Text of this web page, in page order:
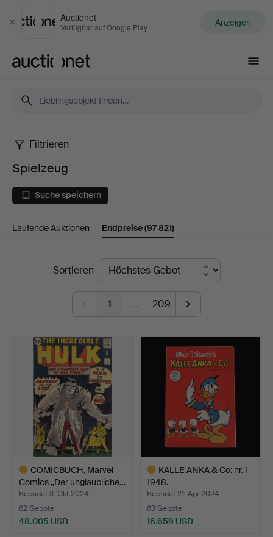
Schließen
Auctionet
Verfügbar auf Google Play Anzeigen
Spielzeug
Filtrieren
Spielzeug
Suche speichern
Laufende Auktionen Endpreise(97 821)
EndpreiseSortieren
1 … 209
COMICBUCH, Marvel
Comics „Der unglaubliche…
Beendet 3. Okt 2024
62 Gebote
48.005 USD
KALLE ANKA & Co: nr. 1-
1948.
Beendet 21. Apr 2024
63 Gebote
16.659 USD